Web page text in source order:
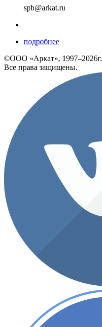
spb@arkat.ru
подробнее
©ООО «Аркат», 1997–2026г.
Все права защищены.